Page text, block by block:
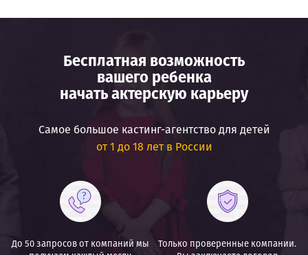
Бесплатная возможность
вашего ребенка
начать актерскую карьеру
Самое большое кастинг-агентство для детей
от 1 до 18 лет в России
До 50 запросов от компаний мы
Только проверенные компании.